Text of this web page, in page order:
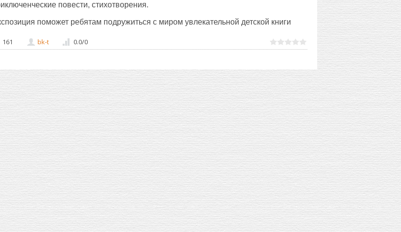
повести, стихотворения.
поможет ребятам подружиться с миром увлекательной детской книги
161 bk-t 0.0/0